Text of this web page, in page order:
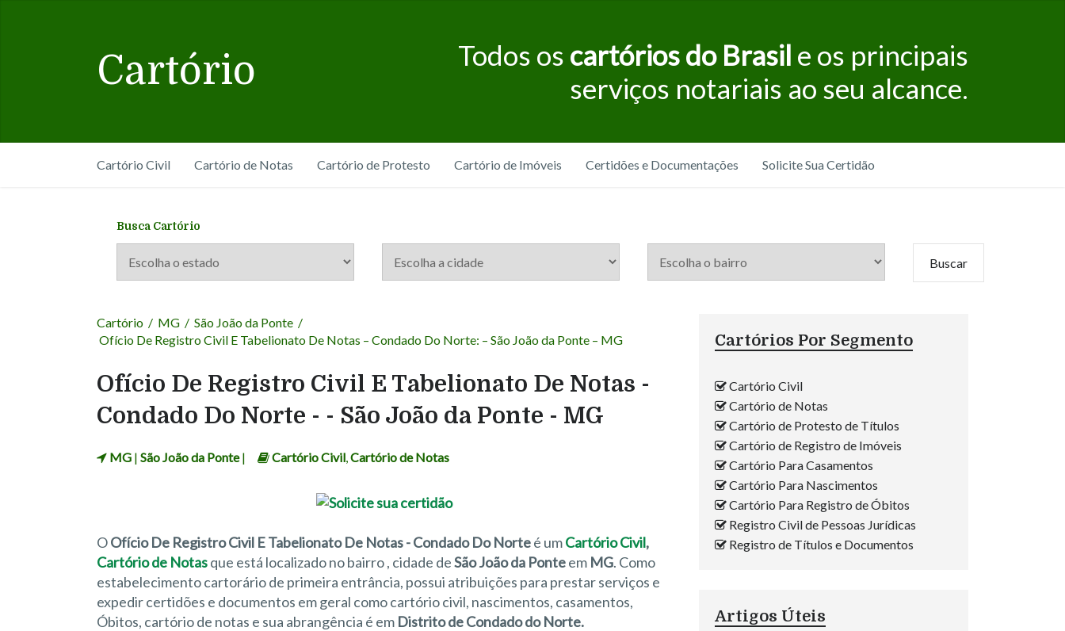
Cartório Todos os cartórios do Brasil e os principais
serviços notariais ao seu alcance.
Cartório Civil Cartório de Notas Cartório de Protesto Cartório de Imóveis Certidões e Documentações Solicite Sua Certidão
Busca Cartório
Cartório / MG / São João da Ponte /
Ofício De Registro Civil E Tabelionato De Notas – Condado Do Norte: – São João da Ponte – MG
Ofício De Registro Civil E Tabelionato De Notas -
Condado Do Norte - - São João da Ponte - MG
MG | São João da Ponte| Cartório Civil,Cartório de Notas
OOfício De Registro Civil E Tabelionato De Notas - Condado Do Norteé umCartório Civil,
Cartório de Notasque está localizado no bairro, cidade deSão João da Ponteem MG. Como
estabelecimento cartorário de primeira entrância, possui atribuições para prestar serviços e
expedir certidões e documentos em geral como cartório civil, nascimentos, casamentos,
Óbitos, cartório de notas e sua abrangência é em Distrito de Condado do Norte.
Cartórios Por Segmento
Cartório Civil
Cartório de Notas
Cartório de Protesto de Títulos
Cartório de Registro de Imóveis
Cartório Para Casamentos
Cartório Para Nascimentos
Cartório Para Registro de Óbitos
Registro Civil de Pessoas Jurídicas
Registro de Títulos e Documentos
Artigos Úteis